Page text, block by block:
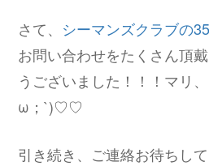
さて、 シーマンズクラブの
お問い合わせをたくさん頂
うございました！！！マリ
ω；`)♡♡
引き続き、ご連絡お待ちし